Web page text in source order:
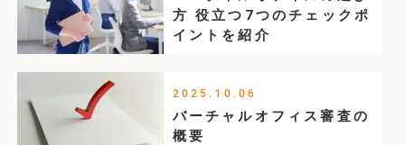
方 役立つ7つのチェックポ
イントを紹介
2025.10.06
バーチャルオフィス審査の
概要